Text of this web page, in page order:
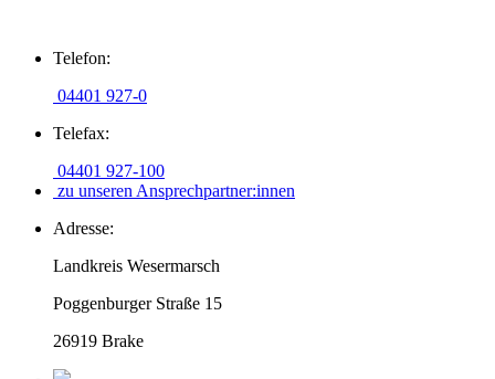
Inhalt
Telefon:
04401 927-0
Telefax:
04401 927-100
zu unseren Ansprechpartner:innen
Adresse:
Landkreis Wesermarsch
Poggenburger Straße 15
26919 Brake